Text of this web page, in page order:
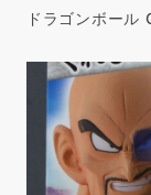
ドラゴンボー